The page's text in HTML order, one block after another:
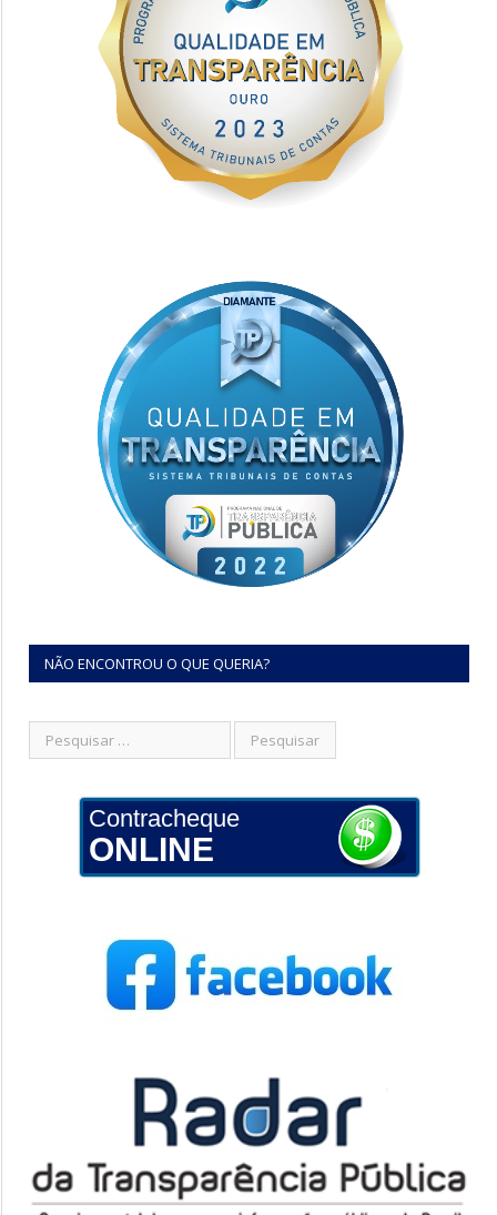
NÃO ENCONTROU O QUE QUERIA?
Contracheque
ONLINE